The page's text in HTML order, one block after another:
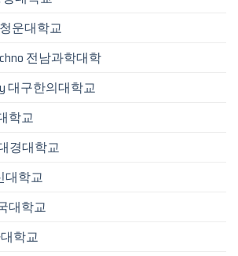
운대학교
전남과학대학
대구한의대학교
학교
경대학교
대학교
대학교
학교